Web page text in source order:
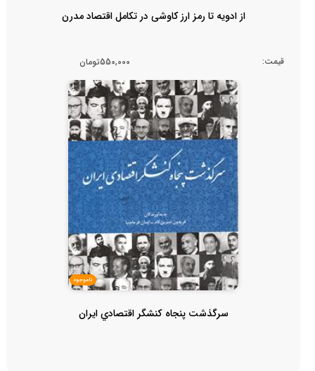
از ادویه تا رمز ارز کاوشی در تکامل اقتصاد مدرن
قیمت: 550,000تومان
ناموجود
سرگذشت پنجاه كنشگر اقتصادي ايران